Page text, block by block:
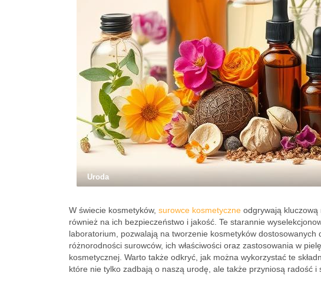
Uroda
W świecie kosmetyków, surowce kosmetyczne odgrywają kluczową
również na ich bezpieczeństwo i jakość. Te starannie
laboratorium, pozwalają na tworzenie kosmetyków
różnorodności surowców, ich właściwości oraz zastosowania w
kosmetycznej. Warto także odkryć, jak można wykorzystać te
które nie tylko zadbają o naszą urodę, ale także przyniosą radość i